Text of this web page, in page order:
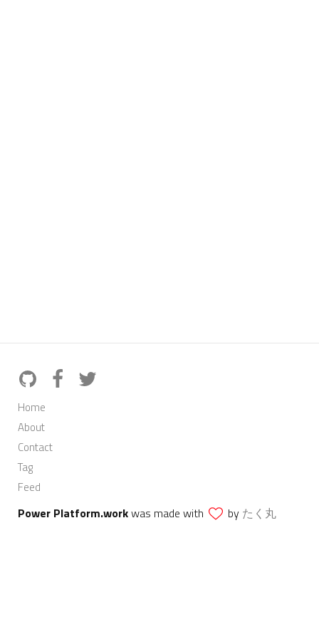
Home
About
Contact
Tag
Feed
Power Platform.workwas made with by たく丸